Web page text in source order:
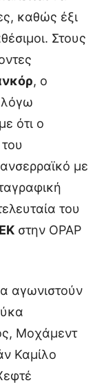
καθώς έξι
Στους
, ο
λόγω
ότι ο
με
του
στην OPAP
αγωνιστούν
Μοχάμεντ
Καμίλο